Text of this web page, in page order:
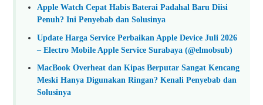
Apple Watch Cepat Habis Baterai Padahal Baru Diisi
Penuh? Ini Penyebab dan Solusinya
Update Harga Service Perbaikan Apple Device Juli 2026
– Electro Mobile Apple Service Surabaya (@elmobsub)
MacBook Overheat dan Kipas Berputar Sangat Kencang
Meski Hanya Digunakan Ringan? Kenali Penyebab dan
Solusinya